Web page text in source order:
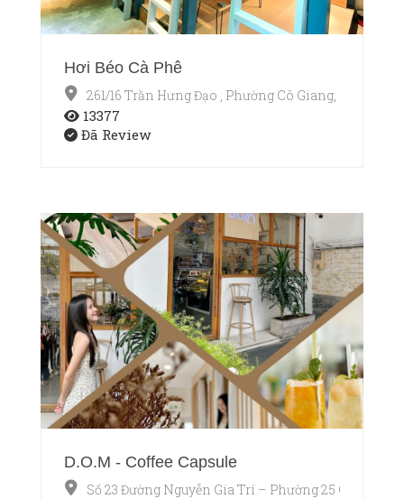
Hơi Béo Cà Phê
261/16 Trần Hưng Đạo , Phường Cô Giang, Quận 1,
13377
Đã Review
D.O.M - Coffee Capsule
Số 23 Đường Nguyễn Gia Trí – Phường 25 Quận